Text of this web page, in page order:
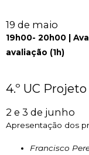
19 de maio
19h00- 20h00 |
avaliação (1h)
4.º UC
2 e 3 de junho
Apresentação dos
Francisco